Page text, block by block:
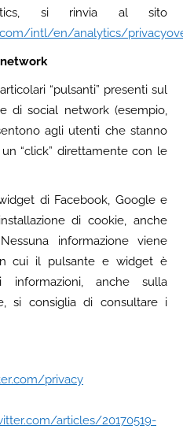
si rinvia al sito
intl/en/analytics/
“pulsanti” presenti sul
di social network (esempio,
agli utenti che stanno
“click” direttamente con le
di Facebook, Google e
di cookie, anche
informazione viene
cui il pulsante e widget è
informazioni, anche sulla
si consiglia di consultare i
privacy
articles/20170519-